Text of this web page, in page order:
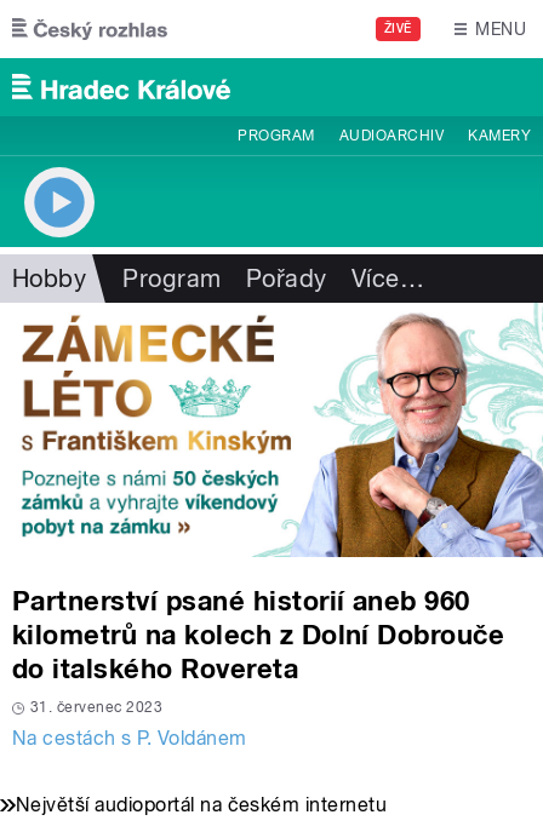
Přejít k hlavnímu obsahu
ŽIVĚ MENU
PROGRAM AUDIOARCHIV KAMERY
Hobby Program Pořady Více…
Partnerství psané historií aneb 960
kilometrů na kolech z Dolní Dobrouče
do italského Rovereta
31. červenec 2023
Na cestách s P. Voldánem
Největší audioportál na českém internetu